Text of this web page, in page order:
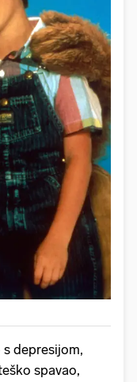
depresijom,
spavao,